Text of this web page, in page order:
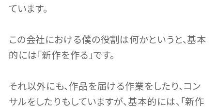
ています。
この会社における僕の役割は何かというと、基本
的には「新作を作る」です。
それ以外にも、作品を届ける作業をしたり、コン
サルをしたりもしていますが、基本的には、「新作